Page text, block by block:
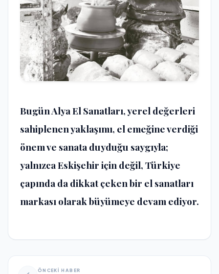
Bugün Alya El Sanatları, yerel değerleri
sahiplenen yaklaşımı, el emeğine verdiği
önem ve sanata duyduğu saygıyla;
yalnızca Eskişehir için değil, Türkiye
çapında da dikkat çeken bir el sanatları
markası olarak büyümeye devam ediyor.
ÖNCEKİ HABER